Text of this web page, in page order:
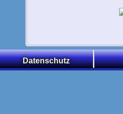
Datenschutz